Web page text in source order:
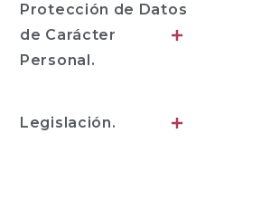
Protección de Datos
de Carácter
Personal.
Legislación.